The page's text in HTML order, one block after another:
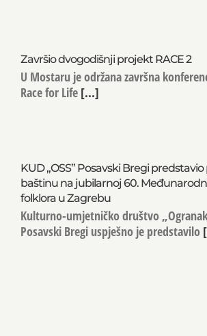
Završio dvogodišnji projekt RACE 2
U Mostaru je održana završna
Race for Life [...]
KUD „OSS” Posavski Bregi
baštinu na jubilarnoj 60.
folklora u Zagrebu
Kulturno-umjetničko društvo
Posavski Bregi uspješno je predstavilo